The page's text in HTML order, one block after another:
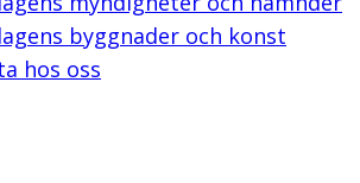
byggnader och konst
hos oss